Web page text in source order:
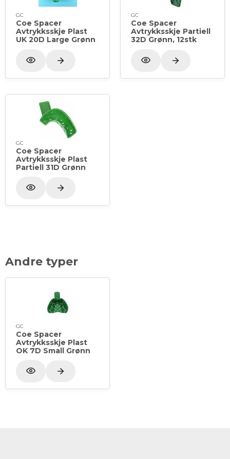
GC
Coe Spacer
Avtrykksskje Plast
UK 20D Large Grønn
GC
Coe Spacer
Avtrykksskje Partiell
32D Grønn, 12stk
GC
Coe Spacer
Avtrykksskje Plast
Partiell 31D Grønn
Andre typer
GC
Coe Spacer
Avtrykksskje Plast
OK 7D Small Grønn